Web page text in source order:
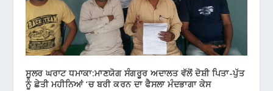
ਸੂਲਰ ਘਰਾਟ ਧਮਾਕਾ:ਮਾਣਯੋਗ ਸੰਗਰੂਰ ਅਦਾਲਤ ਵੱਲੋਂ ਦੋਸ਼ੀ ਪਿਤਾ-ਪੁੱਤ
ਨੂੰ ਛੇਤੀ ਮਹੀਨਿਆਂ ‘ਚ ਬਰੀ ਕਰਨ ਦਾ ਫੈਸਲਾ ਮੰਦਭਾਗਾ ਕੇਸ